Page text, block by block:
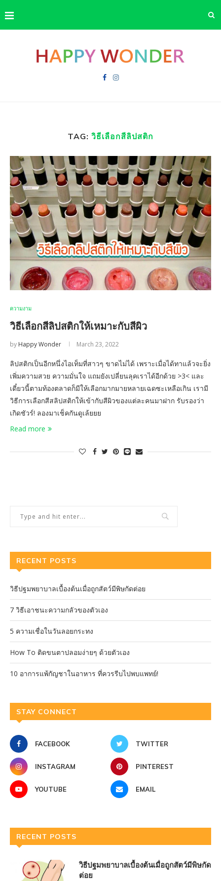
TAG: วิธีเลือกสีลิปสติก
ความงาม
วิธีเลือกสีลิปสติกให้เหมาะกับสีผิว
by Happy Wonder March 23, 2022
ลิปสติกเป็นอีกหนึ่งไอเท็มที่สาวๆ ขาดไม่ได้ เพราะเมื่อได้ทาแล้วจะยิ่ง
เพิ่มความสวย ความมั่นใจ แถมยังเปลี่ยนลุคเราได้อีกด้วย >3< และ
เดี๋ยวนี้ตามท้องตลาดก็มีให้เลือกมากมายหลายเฉดซะเหลือเกิน เรามี
วิธีการเลือกสีสลิปสติกให้เข้ากับสีผิวของแต่ละคนมาฝาก รับรองว่า
เกิดชัวร์! ลองมาเช็คกันดูเล้ยยย
Read more
RECENT POSTS
วิธีปฐมพยาบาลเบื้องต้นเมื่อถูกสัตว์มีพิษกัดต่อย
7 วิธีเอาชนะความกลัวของตัวเอง
5 ความเชื่อในวันลอยกระทง
How To ติดขนตาปลอมง่ายๆ ด้วยตัวเอง
10 อาการแพ้กัญชาในอาหาร ที่ควรรีบไปพบแพทย์!
STAY CONNECT
FACEBOOK TWITTER
INSTAGRAM PINTEREST
YOUTUBE EMAIL
RECENT POSTS
วิธีปฐมพยาบาลเบื้องต้นเมื่อถูกสัตว์มีพิษกัด
ต่อย